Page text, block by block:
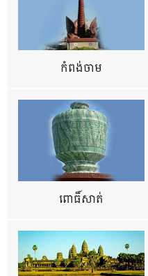
កំពង់ចាម
ពោធិ៍សាត់